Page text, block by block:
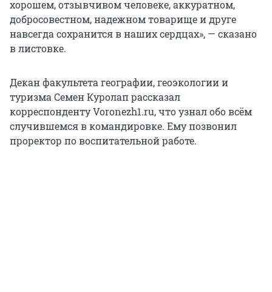
хорошем, отзывчивом человеке, аккуратном,
добросовестном, надежном товарище и друге
навсегда сохранится в наших сердцах», — сказано
в листовке.
Декан факультета географии, геоэкологии и
туризма Семен Куролап рассказал
корреспонденту Voronezh1.ru, что узнал обо всём
случившемся в командировке. Ему позвонил
проректор по воспитательной работе.